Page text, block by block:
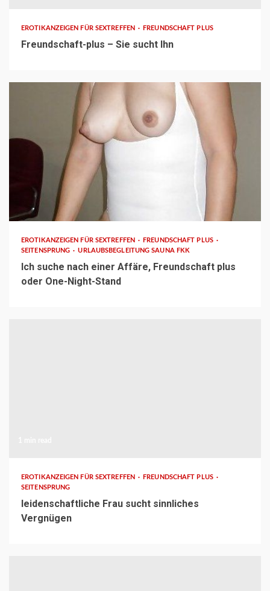
EROTIKANZEIGEN FÜR SEXTREFFEN FREUNDSCHAFT PLUS
Freundschaft-plus – Sie sucht Ihn
1 min read
EROTIKANZEIGEN FÜR SEXTREFFEN
FREUNDSCHAFT PLUS
SEITENSPRUNG
URLAUBSBEGLEITUNG SAUNA FKK
Ich suche nach einer Affäre, Freundschaft plus
oder One-Night-Stand
EROTIKANZEIGEN FÜR SEXTREFFEN
FREUNDSCHAFT PLUS
SEITENSPRUNG
leidenschaftliche Frau sucht sinnliches
Vergnügen